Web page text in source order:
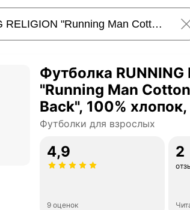
Футболка RUNNING
"Running Man
Back", 100%
ключа,
Футболки для взрослых
4,9
9 оценок
2